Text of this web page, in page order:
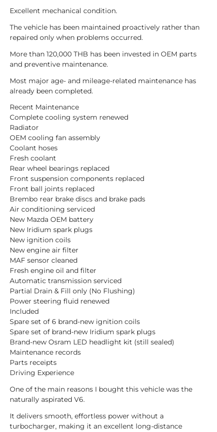
Excellent mechanical condition.
The vehicle has been maintained proactively rather than
repaired only when problems occurred.
More than 120,000 THB has been invested in OEM parts
and preventive maintenance.
Most major age- and mileage-related maintenance has
already been completed.
Recent Maintenance
Complete cooling system renewed
Radiator
OEM cooling fan assembly
Coolant hoses
Fresh coolant
Rear wheel bearings replaced
Front suspension components replaced
Front ball joints replaced
Brembo rear brake discs and brake pads
Air conditioning serviced
New Mazda OEM battery
New Iridium spark plugs
New ignition coils
New engine air filter
MAF sensor cleaned
Fresh engine oil and filter
Automatic transmission serviced
Partial Drain & Fill only (No Flushing)
Power steering fluid renewed
Included
Spare set of 6 brand-new ignition coils
Spare set of brand-new Iridium spark plugs
Brand-new Osram LED headlight kit (still sealed)
Maintenance records
Parts receipts
Driving Experience
One of the main reasons I bought this vehicle was the
naturally aspirated V6.
It delivers smooth, effortless power without a
turbocharger, making it an excellent long-distance